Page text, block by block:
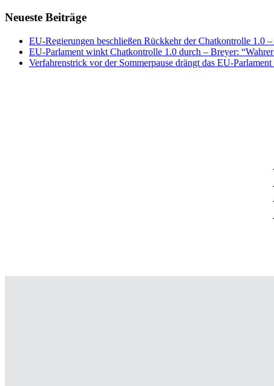
Neueste Beiträge
EU-Regierungen beschließen Rückkehr der Chatkontrolle 1.0
EU-Parlament winkt Chatkontrolle 1.0 durch – Breyer:
Verfahrenstrick vor der Sommerpause drängt das EU-